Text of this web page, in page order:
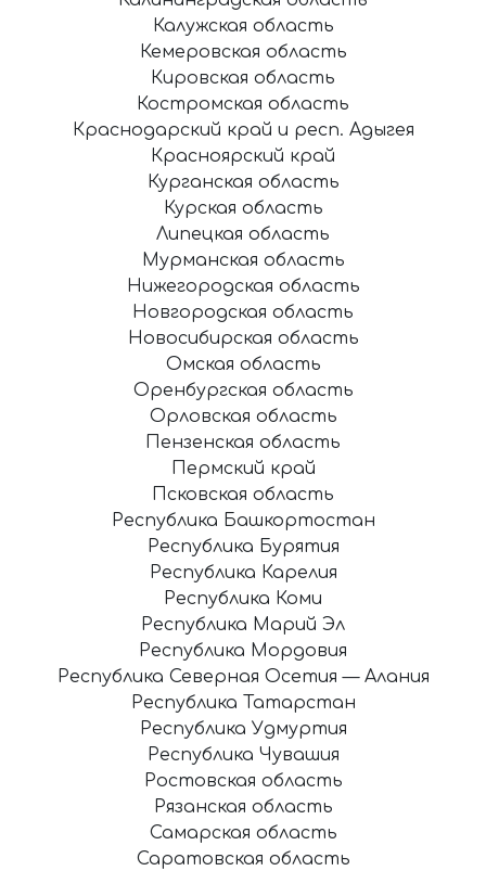
Калужская область
Кемеровская область
Кировская область
Костромская область
Краснодарский край и респ. Адыгея
Красноярский край
Курганская область
Курская область
Липецкая область
Мурманская область
Нижегородская область
Новгородская область
Новосибирская область
Омская область
Оренбургская область
Орловская область
Пензенская область
Пермский край
Псковская область
Республика Башкортостан
Республика Бурятия
Республика Карелия
Республика Коми
Республика Марий Эл
Республика Мордовия
Республика Северная Осетия — Алания
Республика Татарстан
Республика Удмуртия
Республика Чувашия
Ростовская область
Рязанская область
Самарская область
Саратовская область